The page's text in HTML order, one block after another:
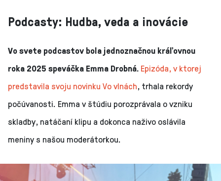
Podcasty: Hudba, veda a inovácie
Vo svete podcastov bola jednoznačnou kráľovnou
roka 2025 speváčka Emma Drobná. Epizóda, v ktorej
predstavila svoju novinku Vo vlnách, trhala rekordy
počúvanosti. Emma v štúdiu porozprávala o vzniku
skladby, natáčaní klipu a dokonca naživo oslávila
meniny s našou moderátorkou.